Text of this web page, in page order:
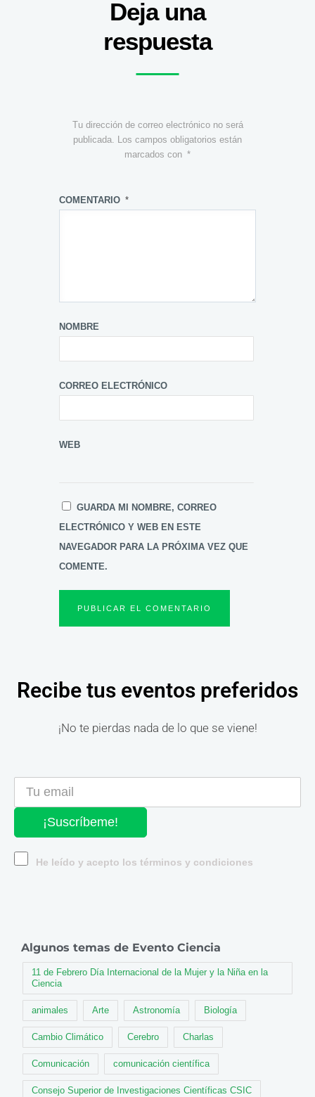
Deja una
respuesta
Tu dirección de correo electrónico no será
publicada. Los campos obligatorios están
marcados con *
COMENTARIO *
NOMBRE
CORREO ELECTRÓNICO
WEB
GUARDA MI NOMBRE, CORREO
ELECTRÓNICO Y WEB EN ESTE
NAVEGADOR PARA LA PRÓXIMA VEZ QUE
COMENTE.
Recibe tus eventos preferidos
¡No te pierdas nada de lo que se viene!
¡Suscríbeme!
He leído y acepto los términos y condiciones
Algunos temas de Evento Ciencia
11 de Febrero Día Internacional de la Mujer y la Niña en la
Ciencia
animales Arte Astronomía Biología
Cambio Climático Cerebro Charlas
Comunicación comunicación científica
Consejo Superior de Investigaciones Científicas CSIC